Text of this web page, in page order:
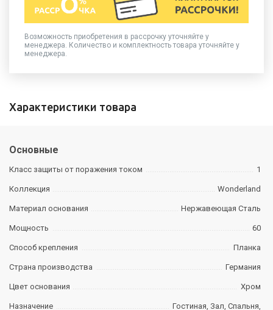
Возможность приобретения в рассрочку уточняйте у
менеджера. Количество и комплектность товара уточняйте у
менеджера.
Характеристики товара
Основные
Класс защиты от поражения током 1
Коллекция Wonderland
Материал основания Нержавеющая Сталь
Мощность 60
Способ крепления Планка
Страна производства Германия
Цвет основания Хром
Назначение
Гостиная, Зал, Спальня,